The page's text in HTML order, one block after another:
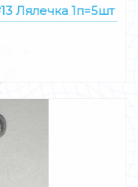
Лялечка 1п=5шт